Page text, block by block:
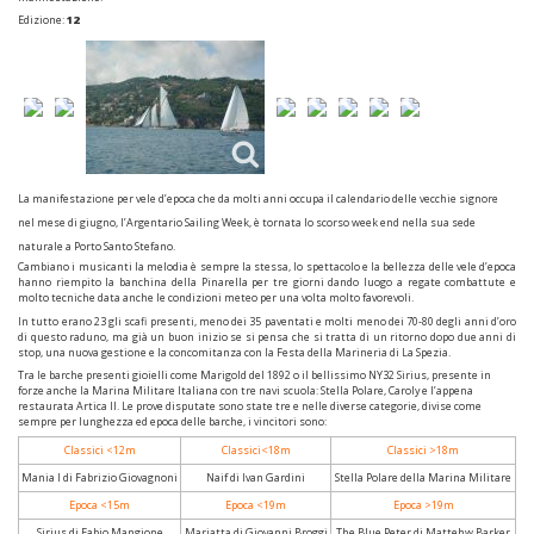
Edizione:12
La manifestazione per vele d’epoca che da molti anni occupa il calendario delle vecchie signore
nel mese di giugno, l’Argentario Sailing Week, è tornata lo scorso week end nella sua sede
naturale a Porto Santo Stefano.
Cambiano i musicanti la melodia è sempre la stessa, lo spettacolo e la bellezza delle vele d’epoca
hanno riempito la banchina della Pinarella per tre giorni dando luogo a regate combattute e
molto tecniche data anche le condizioni meteo per una volta molto favorevoli.
In tutto erano 23 gli scafi presenti, meno dei 35 paventati e molti meno dei 70-80 degli anni d’oro
di questo raduno, ma già un buon inizio se si pensa che si tratta di un ritorno dopo due anni di
stop, una nuova gestione e la concomitanza con la Festa della Marineria di La Spezia.
Tra le barche presenti gioielli come Marigold del 1892 o il bellissimo NY32 Sirius, presente in
forze anche la Marina Militare Italiana con tre navi scuola: Stella Polare, Caroly e l’appena
restaurata Artica II. Le prove disputate sono state tre e nelle diverse categorie, divise come
sempre per lunghezza ed epoca delle barche, i vincitori sono:
Classici <12m
Classici<18m
Classici >18m
Mania I di Fabrizio Giovagnoni
Naif di Ivan Gardini
Stella Polare della Marina Militare
Epoca <15m
Epoca <19m
Epoca >19m